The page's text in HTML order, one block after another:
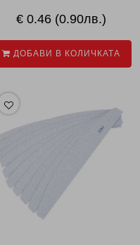
€ 0.46 (0.90лв.)
ДОБАВИ В КОЛИЧКАТА